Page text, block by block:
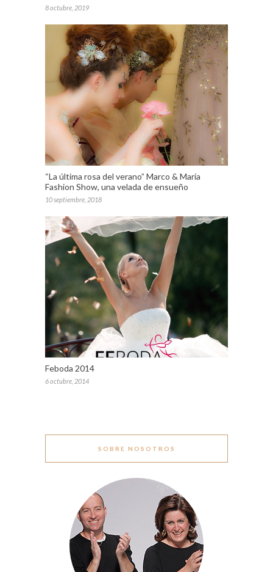
8 octubre, 2019
“La última rosa del verano” Marco & María
Fashion Show, una velada de ensueño
10 septiembre, 2018
Feboda 2014
6 octubre, 2014
SOBRE NOSOTROS